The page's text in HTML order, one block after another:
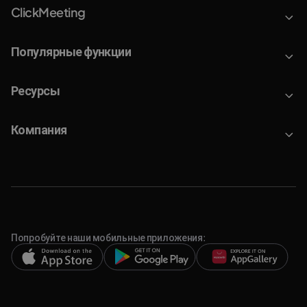
ClickMeeting
Популярные функции
Ресурсы
Компания
Попробуйте наши мобильные приложения: